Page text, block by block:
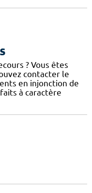
? Vous êtes
contacter le
en injonction de
à caractère